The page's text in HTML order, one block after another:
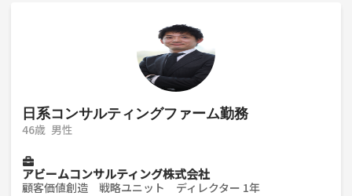
日系コンサルティングファーム勤務
46歳 男性
アビームコンサルティング株式会社
顧客価値創造 戦略ユニット ディレクター 1年